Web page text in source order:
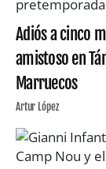
Adiós a cinco
amistoso en
Marruecos
Artur López